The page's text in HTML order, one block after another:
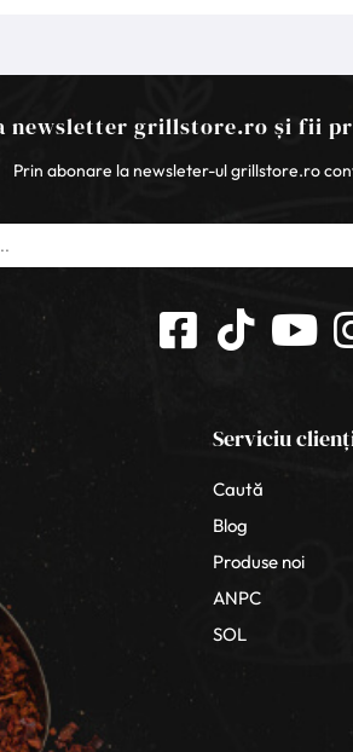
newsletter grillstore.ro și fii
Prin abonare la newsleter-ul grillstore.ro
Serviciu
Caută
Blog
Produse noi
ANPC
SOL